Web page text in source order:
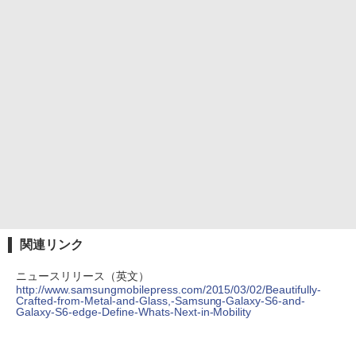
関連リンク
ニュースリリース（英文）
http://www.samsungmobilepress.com/2015/03/02/Beautifully-
Crafted-from-Metal-and-Glass,-Samsung-Galaxy-S6-and-
Galaxy-S6-edge-Define-Whats-Next-in-Mobility